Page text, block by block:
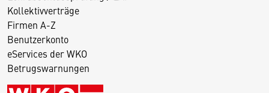
Kollektivverträge
Firmen A-Z
Benutzerkonto
eServices der WKO
Betrugswarnungen